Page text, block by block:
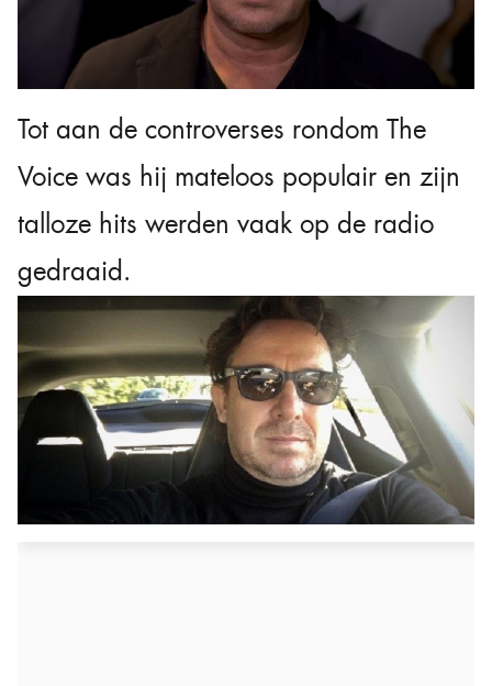
Tot aan de controverses rondom The
Voice was hij mateloos populair en zijn
talloze hits werden vaak op de radio
gedraaid.